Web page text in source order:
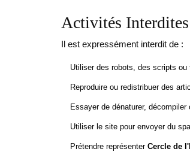
Activités Interdites
Il est expressément interdit de :
Utiliser des robots, des scripts
Reproduire ou redistribuer des
Essayer de dénaturer,
Utiliser le site pour envoyer du
Prétendre représenter Cercle de